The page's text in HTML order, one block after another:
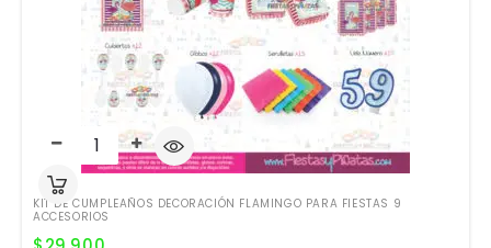
KIT DE CUMPLEAÑOS DECORACIÓN FLAMINGO PARA FIESTAS 9
ACCESORIOS